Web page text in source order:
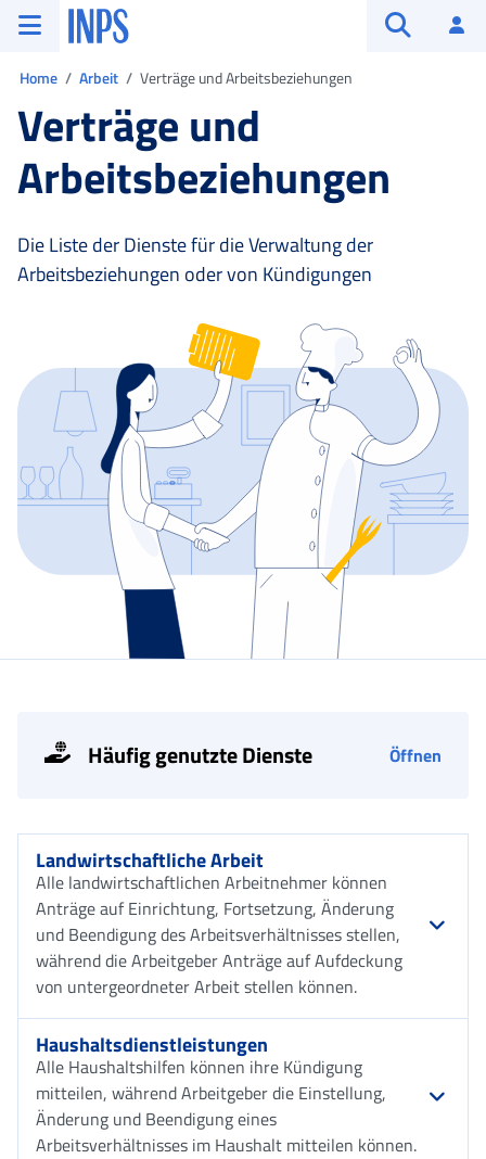
Zum Hauptmenü
Zum Hauptinhalt springen
Zu der Fußzeile
INPS ()
Home Arbeit Verträge und Arbeitsbeziehungen
Verträge und
Arbeitsbeziehungen
Die Liste der Dienste für die Verwaltung der
Arbeitsbeziehungen oder von Kündigungen
Landwirtschaftliche Arbeit
Alle landwirtschaftlichen Arbeitnehmer können
Anträge auf Einrichtung, Fortsetzung, Änderung
und Beendigung des Arbeitsverhältnisses stellen,
während die Arbeitgeber Anträge auf Aufdeckung
von untergeordneter Arbeit stellen können.
Haushaltsdienstleistungen
Alle Haushaltshilfen können ihre Kündigung
mitteilen, während Arbeitgeber die Einstellung,
Änderung und Beendigung eines
Arbeitsverhältnisses im Haushalt mitteilen können.
Häufig genutzte Dienste Öffnen